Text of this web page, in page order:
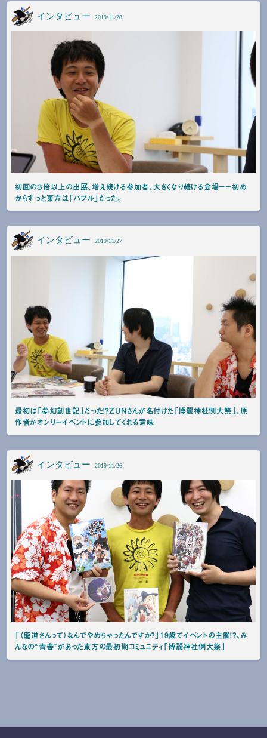
インタビュー 2019/11/28
初回の３倍以上の出展、増え続ける参加者、大きくなり続ける会場ーー初め
からずっと東方は「バブル」だった。
インタビュー 2019/11/27
最初は「夢幻創世記」だった！？ZUNさんが名付けた「博麗神社例大祭」、原
作者がオンリーイベントに参加してくれる意味
インタビュー 2019/11/26
「（龍道さんって）なんでやめちゃったんですか？」19歳でイベントの主催！？、み
んなの“青春”があった東方の最初期コミュニティ「博麗神社例大祭」